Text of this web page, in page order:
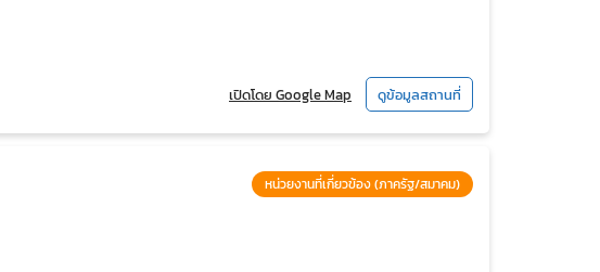
เปิดโดย Google Map ดูข้อมูลสถานที่
หน่วยงานที่เกี่ยวข้อง (ภาครัฐ/สมาคม)